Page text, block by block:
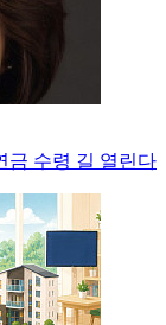
금 수령 길 열린다